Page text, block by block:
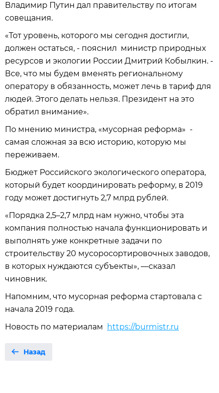
Владимир Путин дал правительству по итогам
совещания.
«Тот уровень, которого мы сегодня достигли,
должен остаться, - пояснил министр природных
ресурсов и экологии России Дмитрий Кобылкин. -
Все, что мы будем вменять региональному
оператору в обязанность, может лечь в тариф для
людей. Этого делать нельзя. Президент на это
обратил внимание».
По мнению министра, «мусорная реформа» -
самая сложная за всю историю, которую мы
переживаем.
Бюджет Российского экологического оператора,
который будет координировать реформу, в 2019
году может достигнуть 2,7 млрд рублей.
«Порядка 2,5–2,7 млрд нам нужно, чтобы эта
компания полностью начала функционировать и
выполнять уже конкретные задачи по
строительству 20 мусоросортировочных заводов,
в которых нуждаются субъекты», —сказал
чиновник.
Напомним, что мусорная реформа стартовала с
начала 2019 года.
Новость по материалам
https://burmistr.ru
Назад